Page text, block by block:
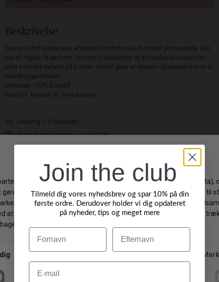
Beskrivelse
Denne T-shirt kombinerer afslappet komfort med et diskret glimmerlook. Den
har en regular fit pasform, feminin V-udskæring og et funklende vingemotiv
med solstråle-detaljer på fronten, hvilket giver et elegant og legende touch til
hverdagsgarderoben.
Materiale: 100% Bomuld
Pasform: Regular fit, V-udskæring
Levering: 1-3 hverdage
Gratis fragt på ordrer over 499 DKK
Vi anbefaler også
NYHED
Join the club
Tilmeld dig vores nyhedsbrev og spar 10% på din
første ordre. Derudover holder vi dig opdateret
på nyheder, tips og meget mere
Navn Efternavn
Email